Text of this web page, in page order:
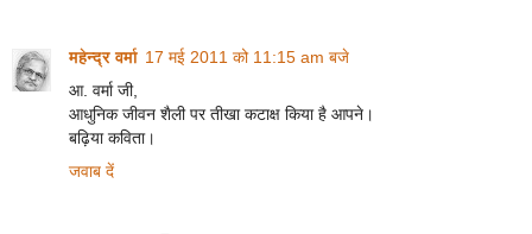
महेन्‍द्र वर्मा 17 मई 2011 को 11:15 am बजे
आ. वर्मा जी,
आधुनिक जीवन शैली पर तीखा कटाक्ष किया है आपने।
बढ़िया कविता।
जवाब दें